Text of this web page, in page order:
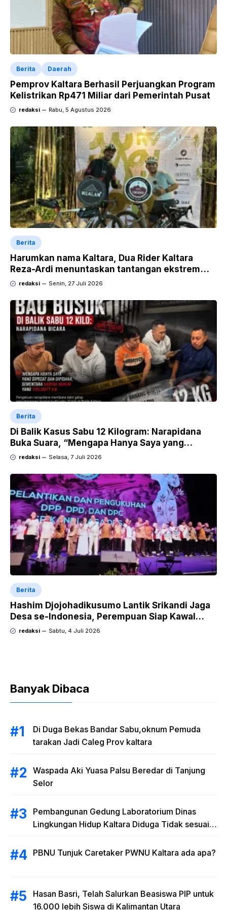
Berita Daerah
Pemprov Kaltara Berhasil Perjuangkan Program
Kelistrikan Rp471 Miliar dari Pemerintah Pusat
redaksi Rabu, 5 Agustus 2026
Berita
Harumkan nama Kaltara, Dua Rider Kaltara
Reza-Ardi menuntaskan tantangan ekstrem
Audax Malang 300 KM
redaksi Senin, 27 Juli 2026
Berita
Di Balik Kasus Sabu 12 Kilogram: Narapidana
Buka Suara, “Mengapa Hanya Saya yang
Dipecat dan Dipidana?
redaksi Selasa, 7 Juli 2026
Berita
Hashim Djojohadikusumo Lantik Srikandi Jaga
Desa se-Indonesia, Perempuan Siap Kawal
Program Strategis Prabowo
redaksi Sabtu, 4 Juli 2026
Banyak Dibaca
Di Duga Bekas Bandar Sabu,oknum Pemuda
tarakan Jadi Caleg Prov kaltara
Waspada Aki Yuasa Palsu Beredar di Tanjung
Selor
Pembangunan Gedung Laboratorium Dinas
Lingkungan Hidup Kaltara Diduga Tidak sesuai
PBNU Tunjuk Caretaker PWNU Kaltara ada apa?
Hasan Basri, Telah Salurkan Beasiswa PIP untuk
16.000 lebih Siswa di Kalimantan Utara